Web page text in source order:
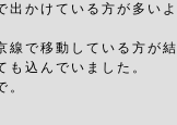
出かけている方が多い
線で移動している方が結
も込んでいました。
。